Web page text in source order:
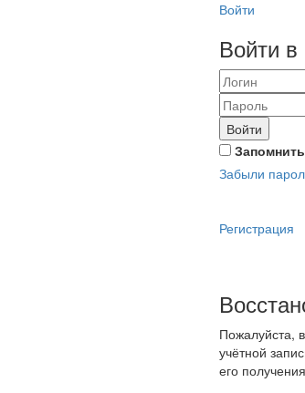
Войти
Войти в
Войти
Забыли
Регистрация
Пожалуйста,
учётной
его